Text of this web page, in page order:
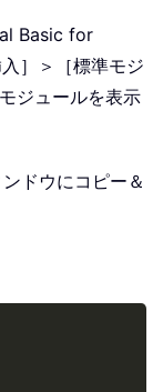
Basic for
］＞［標準モジ
ジュールを表示
ドウにコピー＆